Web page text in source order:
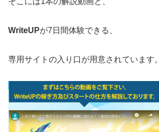
WriteUPが7日間体験できる、
専用サイトの入り口が用意されています。